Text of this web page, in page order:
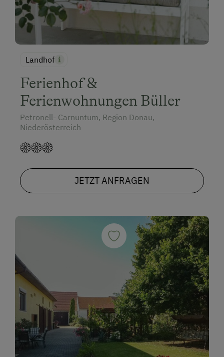
Landhof
Ferienhof &
Ferienwohnungen Büller
Petronell- Carnuntum, Region Donau,
Niederösterreich
JETZT ANFRAGEN